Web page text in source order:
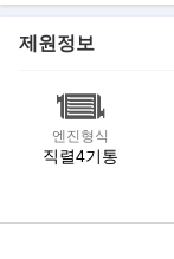
제원정보
엔진형식
직렬4기통